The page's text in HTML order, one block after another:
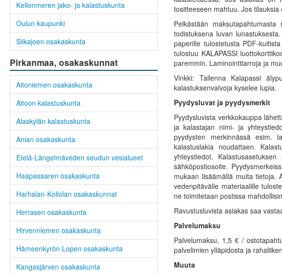
Kellonmeren jako- ja kalastuskunta
Oulun kaupunki
Siikajoen osakaskunta
Pirkanmaa, osakaskunnat
Aitoniemen osakaskunta
Aitoon kalastuskunta
Alaskylän kalastuskunta
Anian osakaskunta
Etelä-Längelmäveden seudun vesialueet
Haapasaaren osakaskunta
Harhalan-Kollolan osakaskunnat
Herrasen osakaskunta
Hirvenniemen osakaskunta
Hämeenkyrön Lopen osakaskunta
Kangasjärven osakaskunta
tositteeseen mahtuu. Jos
Pelkästään
todistuksena luvan
paperille tulostetusta PDF-
tulostuu KALAPASSI
paremmin. Laminointitarroja ja
Vinkki: Tallenna Kalapassi
kalastuksenvalvoja kyselee lupia.
Pyydysluvat ja pyydysmerkit
Pyydysluvista verkkokauppa
ja kalastajan nimi- ja
pyydysten merkinnässä esim.
kalastuslakia noudattaen.
yhteystiedot.
sähköpostiosoite.
mukaan lisäämällä muita tietoja.
vedenpitävälle materiaalille
ne toimitetaan postissa
Ravustusluvista asiakas saa
Palvelumaksu
Palvelumaksu, 1,5 € /
palvelimien ylläpidosta ja
Muuta